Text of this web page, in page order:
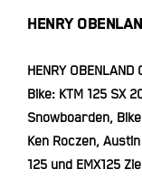
HENRY
HENRY
Bike: KTM 125 SX
Snowboarden,
Ken Roczen,
125 und EMX125